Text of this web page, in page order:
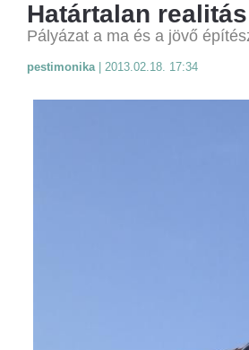
Határtalan
Pályázat a ma és a jövő
pestimonika 2013.02.18. 17:34